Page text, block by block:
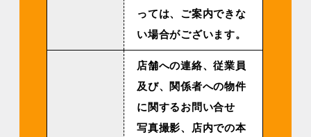
っては、ご案内できな
い場合がございます。
店舗への連絡、従業員
及び、関係者への物件
に関するお問い合せ
写真撮影、店内での本